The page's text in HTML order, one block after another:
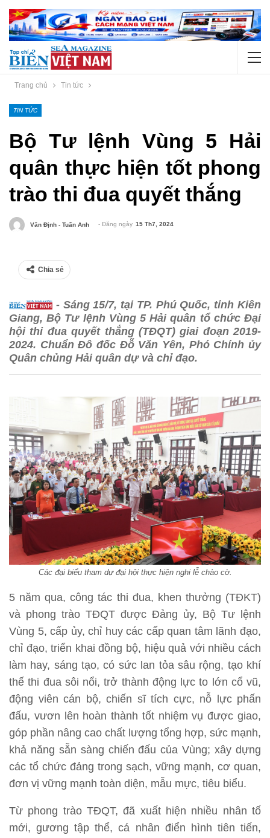
Trang chủ Tin tức
TIN TỨC
Bộ Tư lệnh Vùng 5 Hải
quân thực hiện tốt phong
trào thi đua quyết thắng
Văn Định - Tuấn Anh - Đăng ngày 15 Th7, 2024
Chia sẻ
- Sáng 15/7, tại TP. Phú Quốc, tỉnh Kiên
Giang, Bộ Tư lệnh Vùng 5 Hải quân tổ chức Đại
hội thi đua quyết thắng (TĐQT) giai đoạn 2019-
2024. Chuẩn Đô đốc Đỗ Văn Yên, Phó Chính ủy
Quân chủng Hải quân dự và chỉ đạo.
Các đại biểu tham dự đại hội thực hiện nghi lễ chào cờ.
5 năm qua, công tác thi đua, khen thưởng (TĐKT)
và phong trào TĐQT được Đảng ủy, Bộ Tư lệnh
Vùng 5, cấp ủy, chỉ huy các cấp quan tâm lãnh đạo,
chỉ đạo, triển khai đồng bộ, hiệu quả với nhiều cách
làm hay, sáng tạo, có sức lan tỏa sâu rộng, tạo khí
thế thi đua sôi nổi, trở thành động lực to lớn cổ vũ,
động viên cán bộ, chiến sĩ tích cực, nỗ lực phấn
đấu, vươn lên hoàn thành tốt nhiệm vụ được giao,
góp phần nâng cao chất lượng tổng hợp, sức mạnh,
khả năng sẵn sàng chiến đấu của Vùng; xây dựng
các tổ chức đảng trong sạch, vững mạnh, cơ quan,
đơn vị vững mạnh toàn diện, mẫu mực, tiêu biểu.
Từ phong trào TĐQT, đã xuất hiện nhiều nhân tố
mới, gương tập thể, cá nhân điển hình tiên tiến,